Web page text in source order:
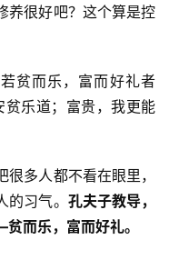
养很好吧？这个算是控
贫而乐，富而好礼者
贫乐道；富贵，我更能
多人都不看在眼里，
习气。 孔夫子教导，
而乐，富而好礼。